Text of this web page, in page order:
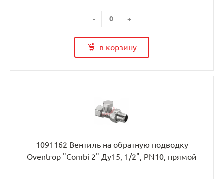
- +
в корзину
1091162 Вентиль на обратную подводку
Oventrop "Combi 2" Ду15, 1/2", PN10, прямой